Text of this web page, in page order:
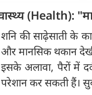
(Health):
शनि की साढ़ेसाती के
और मानसिक थकान
इसके अलावा, पैरों में
परेशान कर सकती हैं।